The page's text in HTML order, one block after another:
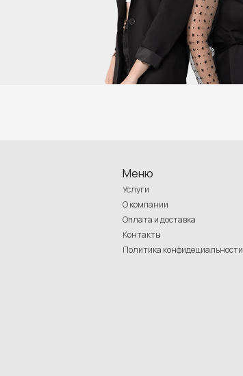
Услуги
О компании
Оплата и доставка
Контакты
Меню
Политика конфидециальности